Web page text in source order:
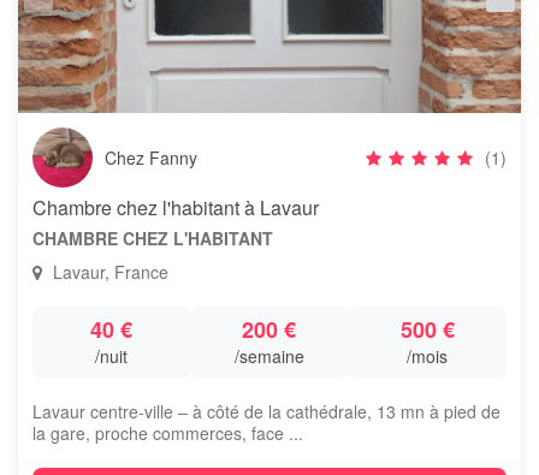
Chez Fanny (1)
Chambre chez l'habitant à Lavaur
CHAMBRE CHEZ L'HABITANT
Lavaur, France
40 €
/nuit
200 €
/semaine
500 €
/mois
Lavaur centre-ville – à côté de la cathédrale, 13 mn à pied de
la gare, proche commerces, face ...